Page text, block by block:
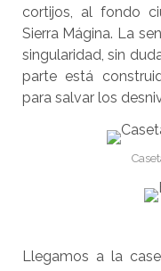
cortijos, al fondo
Sierra Mágina. La
singularidad, sin
parte está
para salvar los
Llegamos a la